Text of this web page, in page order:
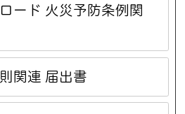
ード 火災予防条例関
関連 届出書